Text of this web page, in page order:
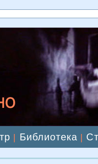
Библиотека